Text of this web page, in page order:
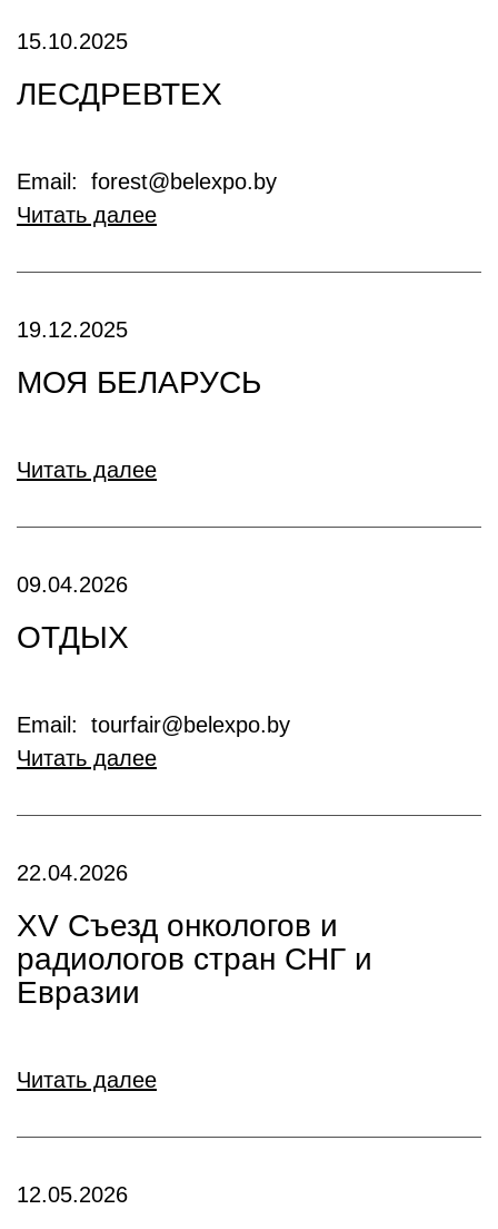
15.10.2025
ЛЕСДРЕВТЕХ
Email: forest@belexpo.by
Читать далее
19.12.2025
МОЯ БЕЛАРУСЬ
Читать далее
09.04.2026
ОТДЫХ
Email: tourfair@belexpo.by
Читать далее
22.04.2026
XV Съезд онкологов и
радиологов стран СНГ и
Евразии
Читать далее
12.05.2026